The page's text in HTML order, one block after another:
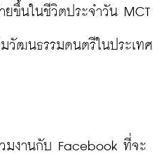
ยขึ้นในชีวิตประจำวัน MCT
ฒนธรรมดนตรีในประเทศ
มงานกับ Facebook ที่จะ